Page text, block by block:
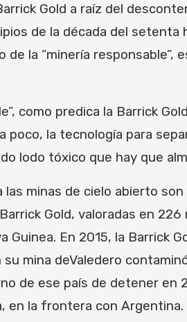
Gold a raíz del
de la década del
la “minería responsable”,
como predica la Barrick
la tecnología para
lodo tóxico que hay que
minas de cielo abierto
Gold, valoradas en
En 2015, la Barrick
mina deValedero
de ese país de detener en
en la frontera con Argentina.